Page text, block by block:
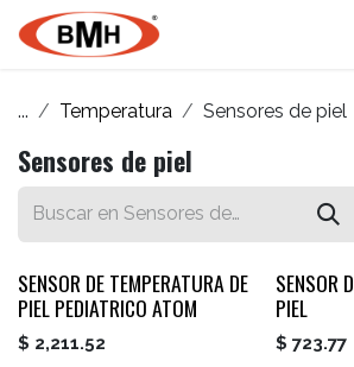
Ir al contenido
... Temperatura Sensores de piel
Sensores de piel
SENSOR DE TEMPERATURA DE
PIEL PEDIATRICO ATOM
$ 2,211.52
SENSOR
PIEL
$ 723.77